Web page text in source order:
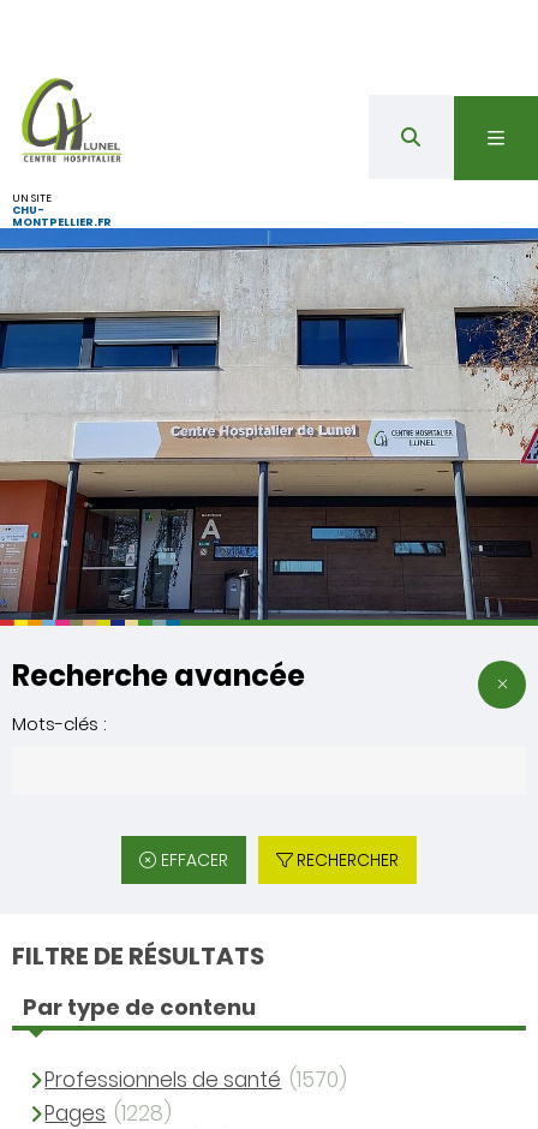
UN SITE
CHU-
MONTPELLIER.FR
Recherche avancée
Mots-clés :
EFFACER RECHERCHER
FILTRE DE RÉSULTATS
Par type de contenu
Professionnels de santé (1570)
Pages (1228)